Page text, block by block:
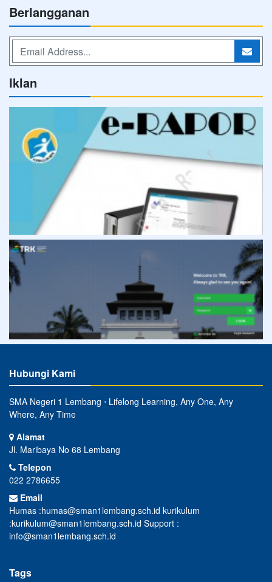
Berlangganan
Iklan
Hubungi Kami
SMA Negeri 1 Lembang ⋅ Lifelong Learning, Any One, Any
Where, Any Time
Alamat
Jl. Maribaya No 68 Lembang
Telepon
022 2786655
Email
Humas :humas@sman1lembang.sch.id kurikulum
:kurikulum@sman1lembang.sch.id Support :
info@sman1lembang.sch.id
Tags